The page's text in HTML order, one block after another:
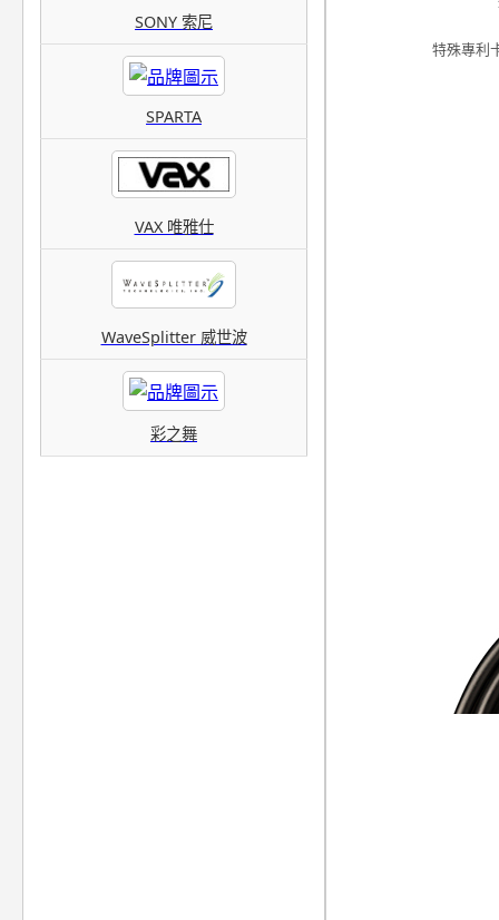
SONY 索尼
SPARTA
VAX 唯雅仕
WaveSplitter 威世波
彩之舞
特殊專利